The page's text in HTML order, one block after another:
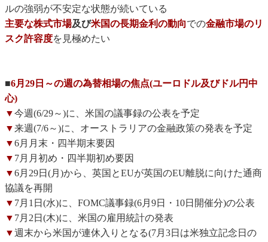
ルの強弱が不安定な状態が続いている
主要な株式市場及び米国の長期金利の動向での金融市場のリ
スク許容度を見極めたい
■6月29日～の週の為替相場の焦点(ユーロドル及びドル円中
心)
▼今週(6/29～)に、米国の議事録の公表を予定
▼来週(7/6～)に、オーストラリアの金融政策の発表を予定
▼6月月末・四半期末要因
▼ 7月月初め・四半期初め要因
▼6月29日(月)から、英国とEUが英国のEU離脱に向けた通商
協議を再開
▼ 7月1日(水)に、FOMC議事録(6月9日・10日開催分)の公表
▼ 7月2日(木)に、米国の雇用統計の発表
▼週末から米国が連休入りとなる(7月3日は米独立記念日の